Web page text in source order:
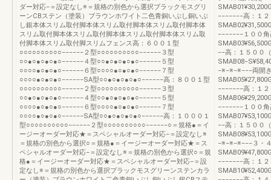
ダー対応−＝設定なし※＝規格の別色から選択ブラックモスグリ
ーンCBステン（塗装）ブラウンホワイト二色青銅いぶし銅いぶ
し銀本体スリム取付脚本体スリム取付脚本体スリム取付脚本体
スリム取付脚本体スリム取付脚本体スリム取付脚本体スリム取
付脚本体スリム取付脚スリムフェンス高：６００１型
○○○○○○○○○○−−−−−−２型○○○○○○○○○○−−−−−−３型
○○●○●○●○●○−−−−−−４型○○●○●○●○●○−−−−−−５型
○○○○●○●○●○−−−−−−６型○○○○●○●○●○−−−−−−７型
○○○○●○●○●○−−−−−−SA型○○●○●○●○●○−−−−−−高：８００１型
○○○○○○○○○○−−−−−−２型○○○○○○○○○○−−−−−−３型
○○●○●○●○●○−−−−−−４型○○●○●○●○●○−−−−−−５型
○○○○●○●○●○−−−−−−６型○○○○●○●○●○−−−−−−７型
○○○○●○●○●○−−−−−−SA型○○●○●○●○●○−−−−−−高：１０００１
型○○○○○○○○○○−−−−−−２型○○○○○○○○○○−−−−−−○＝規格●＝イ
ージーオーダー対応★＝スペシャルオーダー対応−＝設定なし※
＝規格の別色から選択○＝規格●＝イージーオーダー対応★＝ス
ペシャルオーダー対応−＝設定なし※＝規格の別色から選択○＝規
格●＝イージーオーダー対応★＝スペシャルオーダー対応−＝設
定なし※＝規格の別色から選択ブラックモスグリーンステンカラ
−−−−−−−高：１
−−−−−−−１００
−−高：１５００
−※−※−※−−−両開
−−−−−−−高：１
−−−−−−−１００
−−高：１５００
−※−※−※−−−３・
−−−−−−−高：１